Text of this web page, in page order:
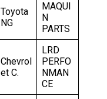
Toyota
NG
MAQUI
N
PARTS
Chevrol
et C.
LRD
PERFO
NMAN
CE